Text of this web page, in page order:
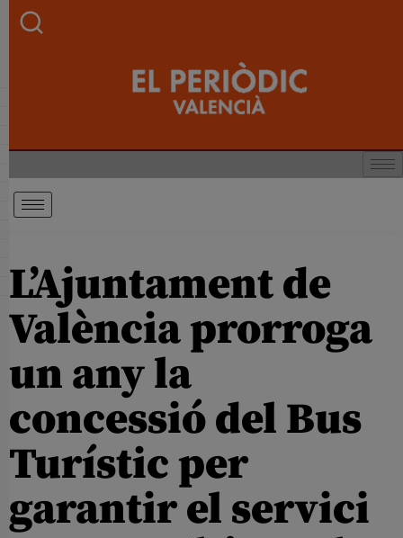
L’Ajuntament de
València prorroga
un any la
concessió del Bus
Turístic per
garantir el servici